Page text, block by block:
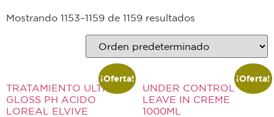
Mostrando 1153–1159 de 1159 resultados
¡Oferta!
TRATAMIENTO ULTRA
GLOSS PH ACIDO
LOREAL ELVIVE
¡Oferta!
UNDER CONTROL
LEAVE IN CREME
1000ML